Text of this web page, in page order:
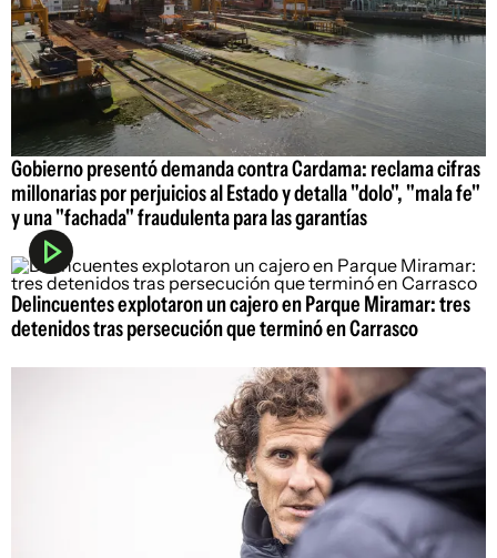
Gobierno presentó demanda contra Cardama: reclama cifras
millonarias por perjuicios al Estado y detalla "dolo", "mala fe"
y una "fachada" fraudulenta para las garantías
Delincuentes explotaron un cajero en Parque Miramar: tres
detenidos tras persecución que terminó en Carrasco